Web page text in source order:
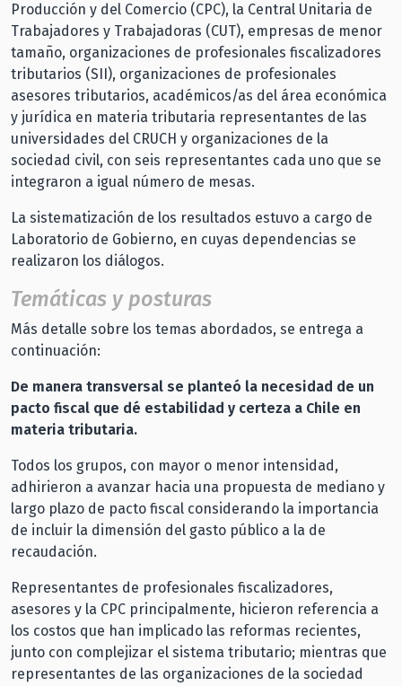
Producción y del Comercio (CPC), la Central Unitaria de
Trabajadores y Trabajadoras (CUT), empresas de menor
tamaño, organizaciones de profesionales fiscalizadores
tributarios (SII), organizaciones de profesionales
asesores tributarios, académicos/as del área económica
y jurídica en materia tributaria representantes de las
universidades del CRUCH y organizaciones de la
sociedad civil, con seis representantes cada uno que se
integraron a igual número de mesas.
La sistematización de los resultados estuvo a cargo de
Laboratorio de Gobierno, en cuyas dependencias se
realizaron los diálogos.
Temáticas y posturas
Más detalle sobre los temas abordados, se entrega a
continuación:
De manera transversal se planteó la necesidad de un
pacto fiscal que dé estabilidad y certeza a Chile en
materia tributaria.
Todos los grupos, con mayor o menor intensidad,
adhirieron a avanzar hacia una propuesta de mediano y
largo plazo de pacto fiscal considerando la importancia
de incluir la dimensión del gasto público a la de
recaudación.
Representantes de profesionales fiscalizadores,
asesores y la CPC principalmente, hicieron referencia a
los costos que han implicado las reformas recientes,
junto con complejizar el sistema tributario; mientras que
representantes de las organizaciones de la sociedad